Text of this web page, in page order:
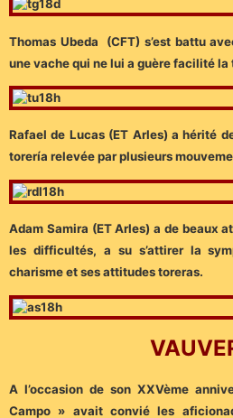
Thomas Ubeda (CFT) s’est battu
une vache qui ne lui a guère facilité la
Rafael de Lucas (ET Arles) a hérité
torería relevée par plusieurs
Adam Samira (ET Arles) a de beaux
les difficultés, a su s’attirer la
charisme et ses attitudes toreras.
A l’occasion de son XXVème
Campo » avait convié les